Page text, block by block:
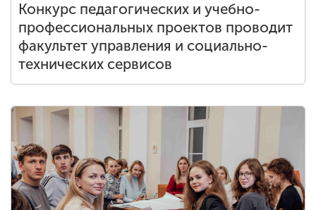
Конкурс педагогических и учебно-
профессиональных проектов проводит
факультет управления и социально-
технических сервисов